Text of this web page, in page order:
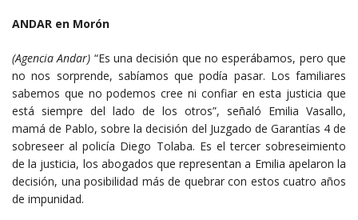
ANDAR en Morón
(Agencia Andar) “Es una decisión que no esperábamos, pero que
no nos sorprende, sabíamos que podía pasar. Los familiares
sabemos que no podemos cree ni confiar en esta justicia que
está siempre del lado de los otros”, señaló Emilia Vasallo,
mamá de Pablo, sobre la decisión del Juzgado de Garantías 4 de
sobreseer al policía Diego Tolaba. Es el tercer sobreseimiento
de la justicia, los abogados que representan a Emilia apelaron la
decisión, una posibilidad más de quebrar con estos cuatro años
de impunidad.